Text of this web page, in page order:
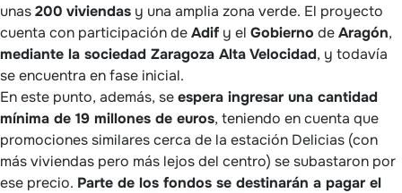
unas200 viviendas y una amplia zona verde. El proyecto
cuenta con participación deAdif y el Gobierno deAragón,
mediante la sociedad Zaragoza Alta Velocidad, y todavía
se encuentra en fase inicial.
En este punto, además, seespera ingresar una cantidad
mínima de 19 millones de euros, teniendo en cuenta que
promociones similares cerca de la estación Delicias (con
más viviendas pero más lejos del centro) se subastaron por
ese precio. Parte de los fondos se destinarán a pagar el